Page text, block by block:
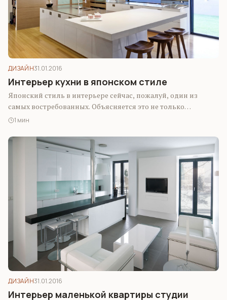
ДИЗАЙН31.01.2016
Интерьер кухни в японском стиле
Японский стиль в интерьере сейчас, пожалуй, один из
самых востребованных. Объясняется это не только
огромным количеством открывающихся ресторанов
1 мин
ДИЗАЙН31.01.2016
Интерьер маленькой квартиры студии